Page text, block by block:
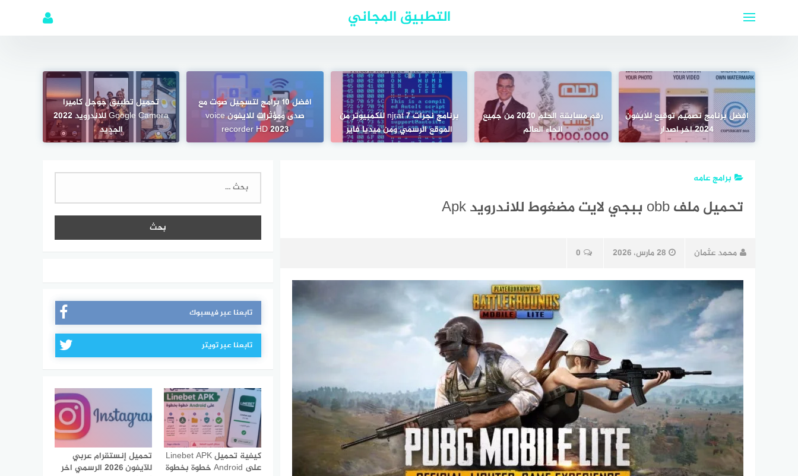
التطبيق المجاني
افضل برنامج تصميم توقيع للايفون
2024 اخر اصدار
رقم مسابقة الحلم 2020 من جميع
انحاء العالم
برنامج نجرات njrat 7 للكمبيوتر من
الموقع الرسمي ومن ميديا فاير
افضل 10 برامج لتسجيل صوت مع
صدى ومؤثرات للايفون voice
recorder HD 2023
تحميل تطبيق جوجل كاميرا
Google Camera للاندرويد 2022
الجديد
برامج عامه
تحميل ملف obb ببجي لايت مضغوط للاندرويد Apk
محمد عثمان 28 مارس، 2026 0
البحث
تابعنا عبر فيسبوك
تابعنا عبر تويتر
كيفية تحميل Linebet APK
على Android خطوة بخطوة
تحميل إنستقرام عربي
للآيفون 2026 الرسمي اخر